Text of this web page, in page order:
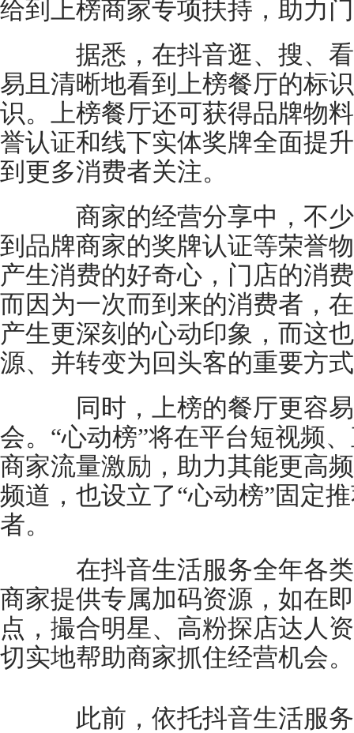
给到上榜商家专项扶持，助力
据悉，在抖音逛、搜、看
易且清晰地看到上榜餐厅的标
识。上榜餐厅还可获得品牌物
誉认证和线下实体奖牌全面提
到更多消费者关注。
商家的经营分享中，不少
到品牌商家的奖牌认证等荣誉
产生消费的好奇心，门店的消
而因为一次而到来的消费者，
产生更深刻的心动印象，而这
源、并转变为回头客的重要方
同时，上榜的餐厅更容易
会。“心动榜”将在平台短视频
商家流量激励，助力其能更高
频道，也设立了“心动榜”固定
者。
在抖音生活服务全年各类
商家提供专属加码资源，如在
点，撮合明星、高粉探店达人
切实地帮助商家抓住经营机会。
此前，依托抖音生活服务